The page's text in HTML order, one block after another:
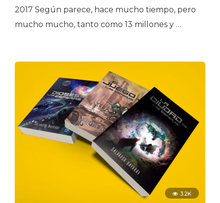
2017 Según parece, hace mucho tiempo, pero
mucho mucho, tanto como 13 millones y …
3.2K